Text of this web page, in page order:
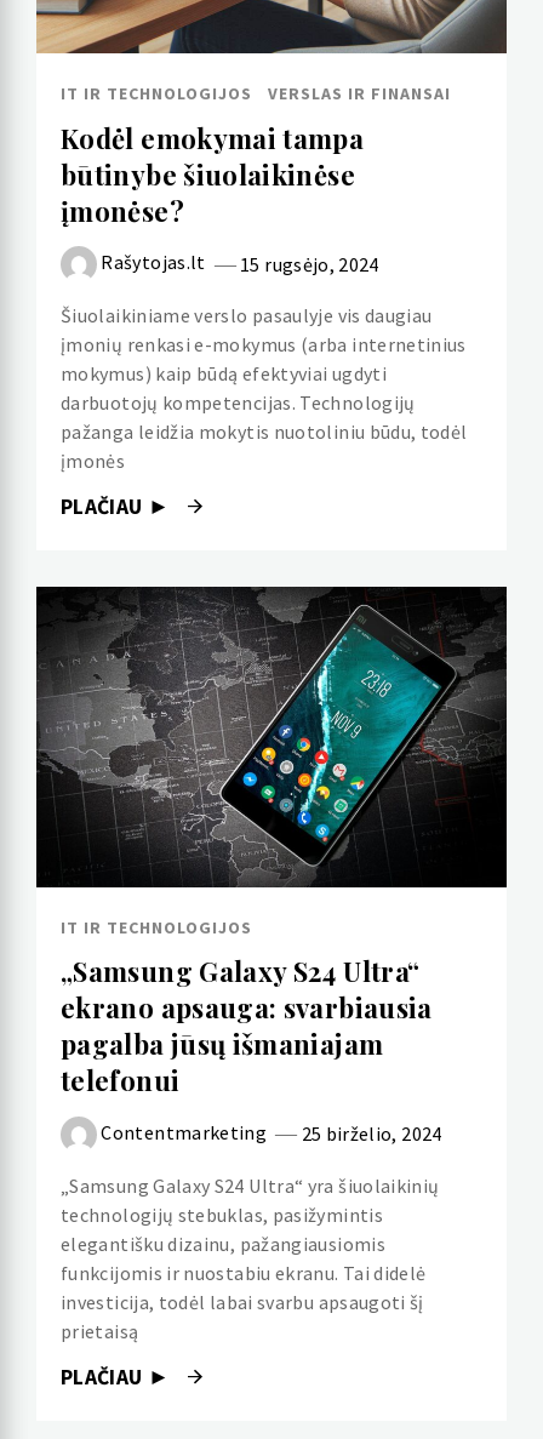
IT IR TECHNOLOGIJOS VERSLAS IR FINANSAI
Kodėl emokymai tampa
būtinybe šiuolaikinėse
įmonėse?
Rašytojas.lt 15 rugsėjo, 2024
Šiuolaikiniame verslo pasaulyje vis daugiau
įmonių renkasi e-mokymus (arba internetinius
mokymus) kaip būdą efektyviai ugdyti
darbuotojų kompetencijas. Technologijų
pažanga leidžia mokytis nuotoliniu būdu, todėl
įmonės
PLAČIAU ►
IT IR TECHNOLOGIJOS
„Samsung Galaxy S24 Ultra“
ekrano apsauga: svarbiausia
pagalba jūsų išmaniajam
telefonui
Contentmarketing 25 birželio, 2024
„Samsung Galaxy S24 Ultra“ yra šiuolaikinių
technologijų stebuklas, pasižymintis
elegantišku dizainu, pažangiausiomis
funkcijomis ir nuostabiu ekranu. Tai didelė
investicija, todėl labai svarbu apsaugoti šį
prietaisą
PLAČIAU ►